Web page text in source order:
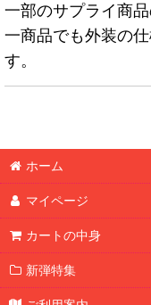
一部のサプライ商
一商品でも外装の
す。
ホーム
マイページ
カートの中身
新弾特集